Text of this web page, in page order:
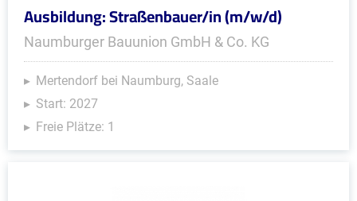
Ausbildung: Straßenbauer/in (m/w/d)
Naumburger Bauunion GmbH & Co. KG
Mertendorf bei Naumburg, Saale
Start: 2027
Freie Plätze: 1